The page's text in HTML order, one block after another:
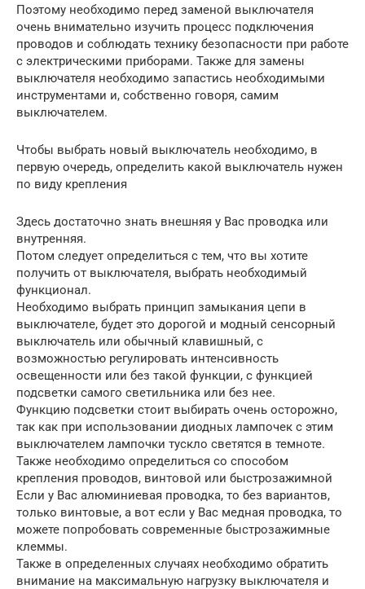
Поэтому необходимо перед заменой выключателя
очень внимательно изучить процесс подключения
проводов и соблюдать технику безопасности при работе
с электрическими приборами. Также для замены
выключателя необходимо запастись необходимыми
инструментами и, собственно говоря, самим
выключателем.
Чтобы выбрать новый выключатель необходимо, в
первую очередь, определить какой выключатель нужен
по виду крепления
Здесь достаточно знать внешняя у Вас проводка или
внутренняя.
Потом следует определиться с тем, что вы хотите
получить от выключателя, выбрать необходимый
функционал.
Необходимо выбрать принцип замыкания цепи в
выключателе, будет это дорогой и модный сенсорный
выключатель или обычный клавишный, с
возможностью регулировать интенсивность
освещенности или без такой функции, с функцией
подсветки самого светильника или без нее.
Функцию подсветки стоит выбирать очень осторожно,
так как при использовании диодных лампочек с этим
выключателем лампочки тускло светятся в темноте.
Также необходимо определиться со способом
крепления проводов, винтовой или быстрозажимной
Если у Вас алюминиевая проводка, то без вариантов,
только винтовые, а вот если у Вас медная проводка, то
можете попробовать современные быстрозажимные
клеммы.
Также в определенных случаях необходимо обратить
внимание на максимальную нагрузку выключателя и